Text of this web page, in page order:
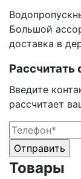
Большой
доставка в
Рассчитать
Введите
рассчитает
Товары